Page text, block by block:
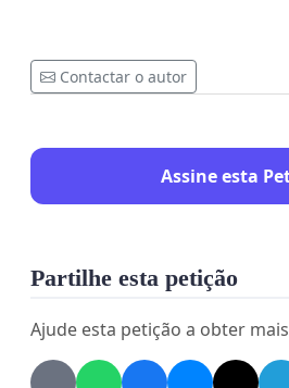
de constranger e reprimir o
abaixo assinado em apoio a
em apoio aos Sacerdotes da
Conceição e de toda Diocesde
Conclamamos o apoio de
sempre da Igreja, em
erros, o pecado e o ensino do
Contactar o autor
Assine esta
Partilhe esta petição
Ajude esta petição a obter